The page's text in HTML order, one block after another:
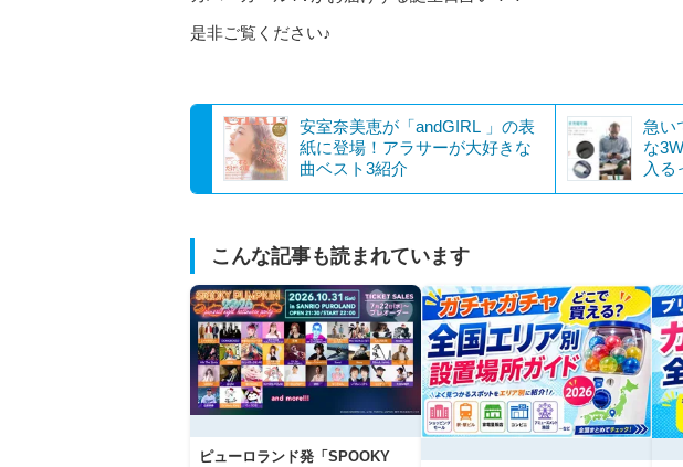
是非ご覧ください♪
安室奈美恵が「andGIRL 」の表
紙に登場！アラサーが大好きな
曲ベスト3紹介
急い
な
入る
こんな記事も読まれています
ピューロランド発「SPOOKY